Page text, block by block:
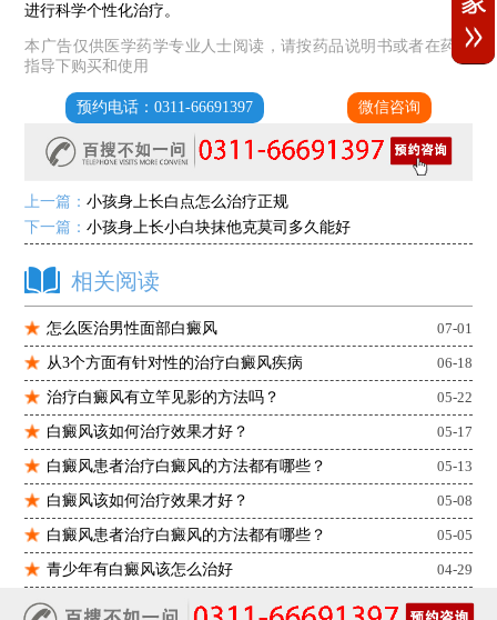
进行科学个性化治疗。
本广告仅供医学药学专业人士阅读，请按药品说明书或者在药师
指导下购买和使用
预约电话：0311-66691397 微信咨询
上一篇：小孩身上长白点怎么治疗正规
下一篇：小孩身上长小白块抹他克莫司多久能好
相关阅读
怎么医治男性面部白癜风 07-01
从3个方面有针对性的治疗白癜风疾病 06-18
治疗白癜风有立竿见影的方法吗？ 05-22
白癜风该如何治疗效果才好？ 05-17
白癜风患者治疗白癜风的方法都有哪些？ 05-13
白癜风该如何治疗效果才好？ 05-08
白癜风患者治疗白癜风的方法都有哪些？ 05-05
青少年有白癜风该怎么治好 04-29